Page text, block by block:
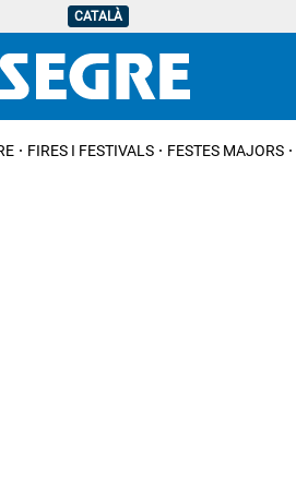
CATALÀ
FIRES I FESTIVALS FESTES MAJORS